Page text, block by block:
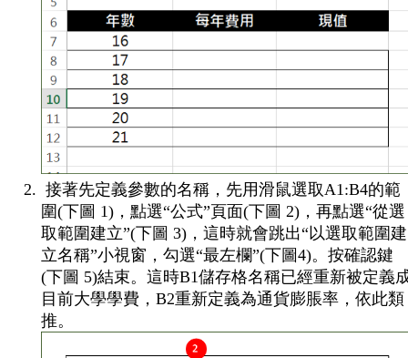
接著先定義參數的名稱，先用滑鼠選取A1:B4的範
圍(下圖 1)，點選“公式”頁面(下圖 2)，再點選“從選
取範圍建立”(下圖 3)，這時就會跳出“以選取範圍建
立名稱”小視窗，勾選“最左欄”(下圖4)。按確認鍵
(下圖 5)結束。這時B1儲存格名稱已經重新被定義
目前大學學費，B2重新定義為通貨膨脹率，依此類
推。